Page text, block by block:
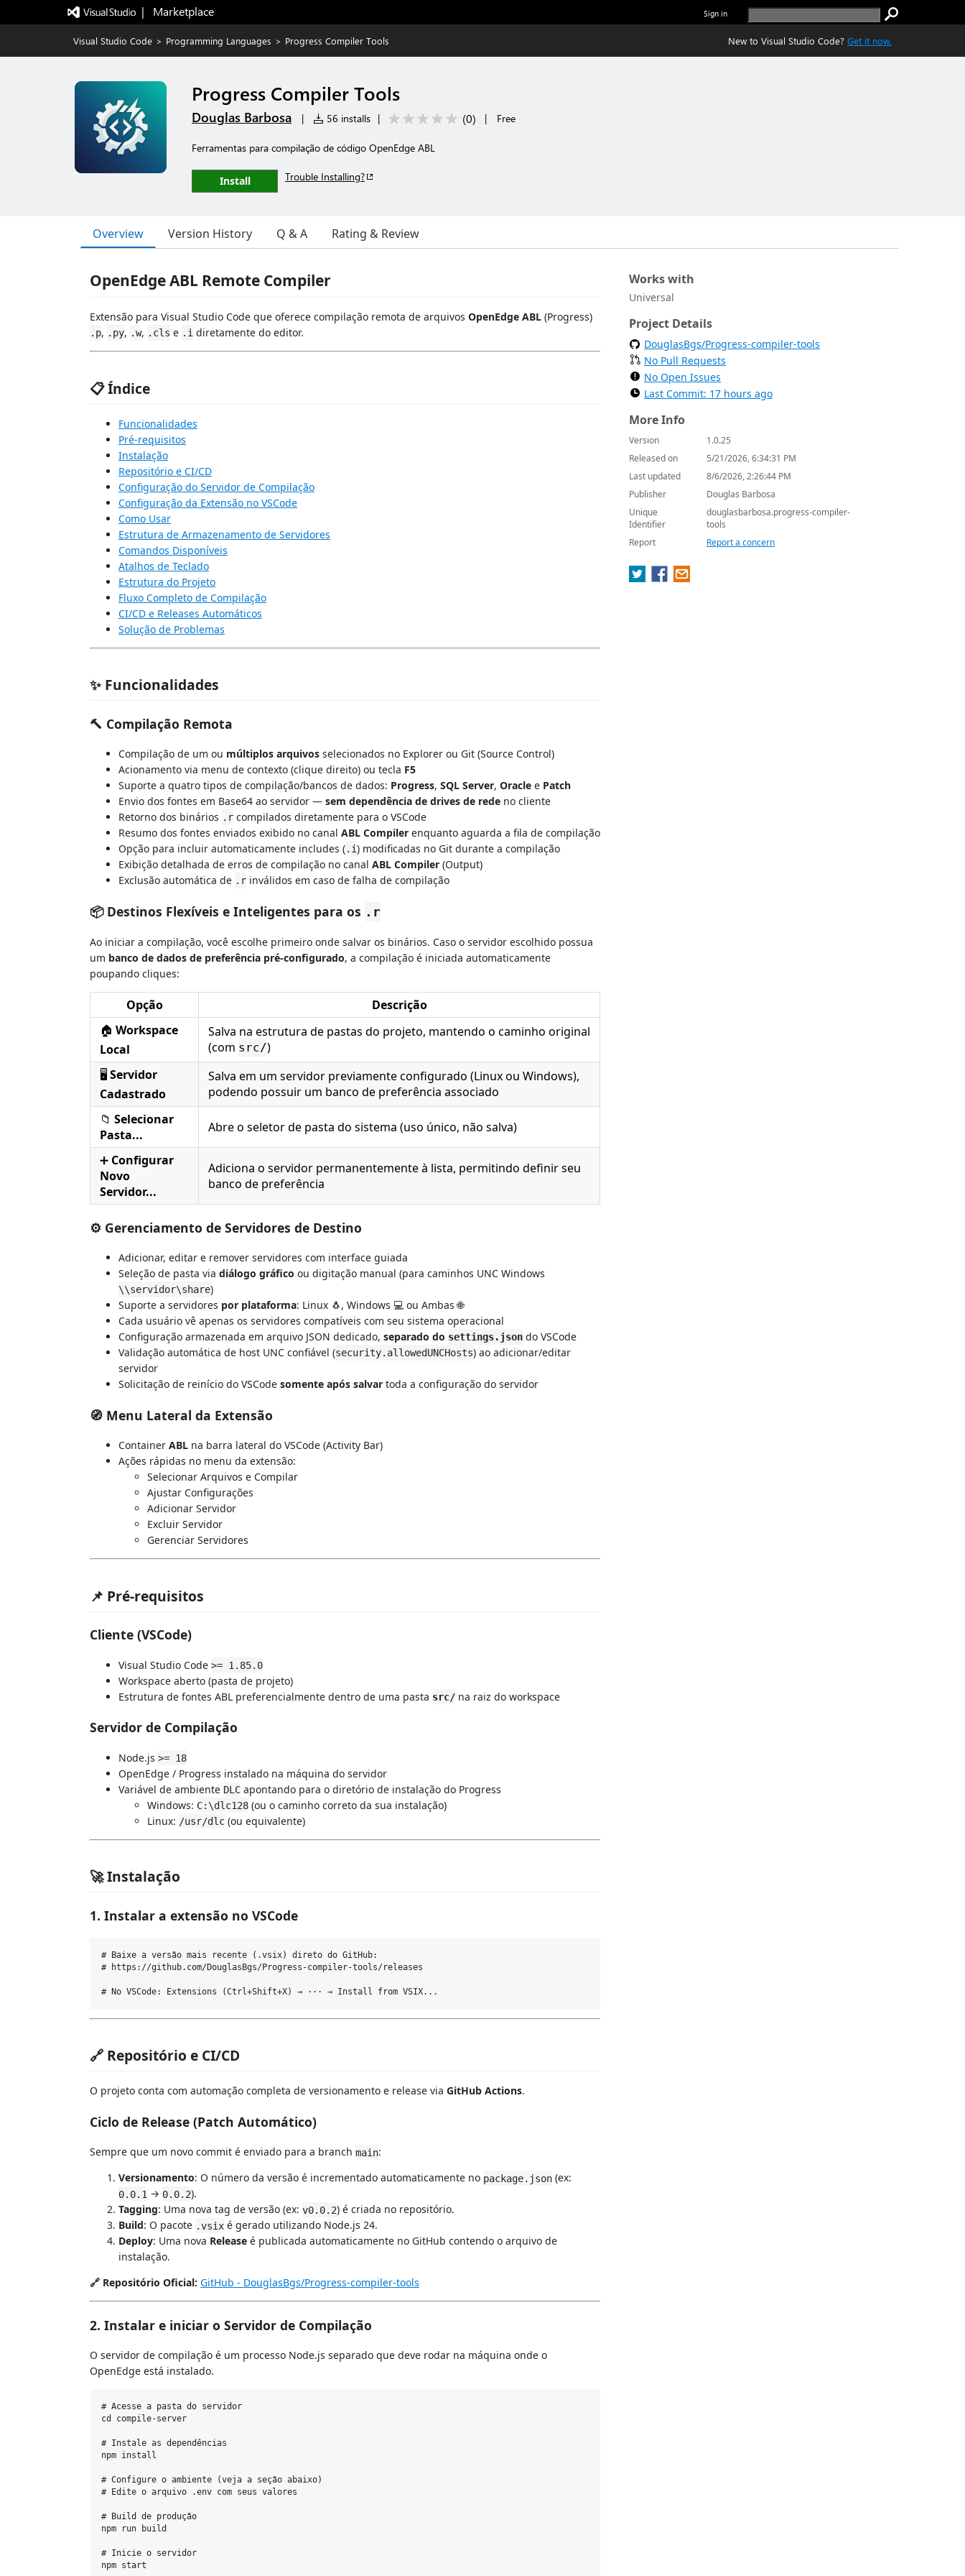
|   Marketplace Sign in
Visual Studio Code > Programming Languages > Progress Compiler Tools New to Visual Studio Code? Get it now.
Progress Compiler Tools
Douglas Barbosa | 56 installs | (0) | Free
Ferramentas para compilação de código OpenEdge ABL
Install Trouble Installing?
Overview Version History Q & A Rating & Review
OpenEdge ABL Remote Compiler
Extensão para Visual Studio Code que oferece compilação remota de arquivos OpenEdge ABL (Progress)
.p, .py, .w, .cls e .i diretamente do editor.
📋 Índice
Funcionalidades
Pré-requisitos
Instalação
Repositório e CI/CD
Configuração do Servidor de Compilação
Configuração da Extensão no VSCode
Como Usar
Estrutura de Armazenamento de Servidores
Comandos Disponíveis
Atalhos de Teclado
Estrutura do Projeto
Fluxo Completo de Compilação
CI/CD e Releases Automáticos
Solução de Problemas
✨ Funcionalidades
🔨 Compilação Remota
Compilação de um ou múltiplos arquivos selecionados no Explorer ou Git (Source Control)
Acionamento via menu de contexto (clique direito) ou tecla F5
Suporte a quatro tipos de compilação/bancos de dados: Progress, SQL Server, Oracle e Patch
Envio dos fontes em Base64 ao servidor — sem dependência de drives de rede no cliente
Retorno dos binários .r compilados diretamente para o VSCode
Resumo dos fontes enviados exibido no canal ABL Compiler enquanto aguarda a fila de compilação
Opção para incluir automaticamente includes (.i) modificadas no Git durante a compilação
Exibição detalhada de erros de compilação no canal ABL Compiler (Output)
Exclusão automática de .r inválidos em caso de falha de compilação
📦 Destinos Flexíveis e Inteligentes para os .r
Ao iniciar a compilação, você escolhe primeiro onde salvar os binários. Caso o servidor escolhido possua
um banco de dados de preferência pré-configurado, a compilação é iniciada automaticamente
poupando cliques:
Opção
Descrição
🏠 Workspace
Local
Salva na estrutura de pastas do projeto, mantendo o caminho original
(com src/)
🖥️ Servidor
Cadastrado
Salva em um servidor previamente configurado (Linux ou Windows),
podendo possuir um banco de preferência associado
📁 Selecionar
Pasta...
Abre o seletor de pasta do sistema (uso único, não salva)
➕ Configurar
Novo
Servidor...
Adiciona o servidor permanentemente à lista, permitindo definir seu
banco de preferência
⚙️ Gerenciamento de Servidores de Destino
Adicionar, editar e remover servidores com interface guiada
Seleção de pasta via diálogo gráfico ou digitação manual (para caminhos UNC Windows
\\servidor\share)
Suporte a servidores por plataforma: Linux 🐧, Windows 💻 ou Ambas 🌐
Cada usuário vê apenas os servidores compatíveis com seu sistema operacional
Configuração armazenada em arquivo JSON dedicado, separado do settings.json do VSCode
Validação automática de host UNC confiável (security.allowedUNCHosts) ao adicionar/editar
servidor
Solicitação de reinício do VSCode somente após salvar toda a configuração do servidor
🧭 Menu Lateral da Extensão
Container ABL na barra lateral do VSCode (Activity Bar)
Ações rápidas no menu da extensão:
Selecionar Arquivos e Compilar
Ajustar Configurações
Adicionar Servidor
Excluir Servidor
Gerenciar Servidores
📌 Pré-requisitos
Cliente (VSCode)
Visual Studio Code >= 1.85.0
Workspace aberto (pasta de projeto)
Estrutura de fontes ABL preferencialmente dentro de uma pasta src/ na raiz do workspace
Servidor de Compilação
Node.js >= 18
OpenEdge / Progress instalado na máquina do servidor
Variável de ambiente DLC apontando para o diretório de instalação do Progress
Windows: C:\dlc128 (ou o caminho correto da sua instalação)
Linux: /usr/dlc (ou equivalente)
🚀 Instalação
1. Instalar a extensão no VSCode
# Baixe a versão mais recente (.vsix) direto do GitHub:
# https://github.com/DouglasBgs/Progress-compiler-tools/releases
🔗 Repositório e CI/CD
O projeto conta com automação completa de versionamento e release via GitHub Actions.
Ciclo de Release (Patch Automático)
Sempre que um novo commit é enviado para a branch main:
Versionamento: O número da versão é incrementado automaticamente no package.json (ex:
0.0.1 → 0.0.2).
Tagging: Uma nova tag de versão (ex: v0.0.2) é criada no repositório.
Build: O pacote .vsix é gerado utilizando Node.js 24.
Deploy: Uma nova Release é publicada automaticamente no GitHub contendo o arquivo de
instalação.
🔗 Repositório Oficial: GitHub - DouglasBgs/Progress-compiler-tools
2. Instalar e iniciar o Servidor de Compilação
O servidor de compilação é um processo Node.js separado que deve rodar na máquina onde o
OpenEdge está instalado.
# Acesse a pasta do servidor
cd compile-server
# Instale as dependências
npm install
# Configure o ambiente (veja a seção abaixo)
# Edite o arquivo .env com seus valores
# Build de produção
npm run build
# Inicie o servidor
npm start
Works with
Universal
Project Details
DouglasBgs/Progress-compiler-tools
No Pull Requests
No Open Issues
Last Commit: 17 hours ago
More Info
Version
1.0.25
Released on
5/21/2026, 6:34:31 PM
Last updated
8/6/2026, 2:26:44 PM
Publisher
Douglas Barbosa
Unique
Identifier
douglasbarbosa.progress-compiler-
tools
Report
Report a concern